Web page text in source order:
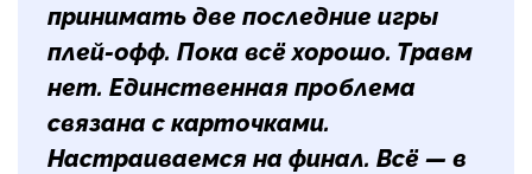
принимать две последние игры
плей-офф. Пока всё хорошо. Травм
нет. Единственная проблема
связана с карточками.
Настраиваемся на финал. Всё — в